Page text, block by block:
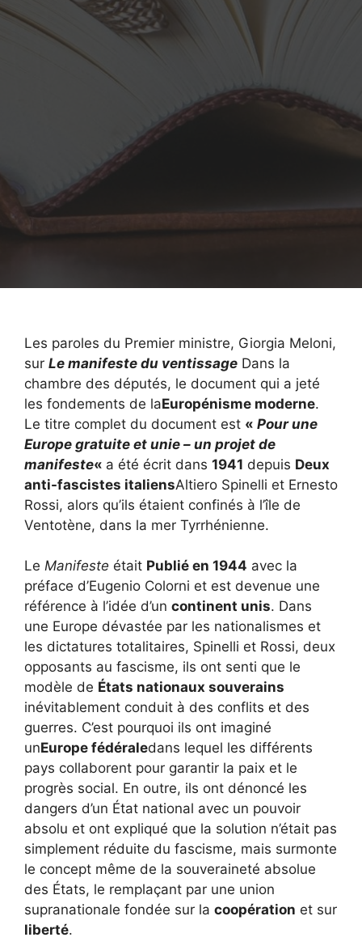
Les paroles du Premier ministre, Giorgia Meloni,
sur Le manifeste du ventissage Dans la
chambre des députés, le document qui a jeté
les fondements de laEuropénisme moderne.
Le titre complet du document est « Pour une
Europe gratuite et unie – un projet de
manifeste« a été écrit dans 1941 depuis Deux
anti-fascistes italiensAltiero Spinelli et Ernesto
Rossi, alors qu’ils étaient confinés à l’île de
Ventotène, dans la mer Tyrrhénienne.
Le Manifeste était Publié en 1944 avec la
préface d’Eugenio Colorni et est devenue une
référence à l’idée d’un continent unis. Dans
une Europe dévastée par les nationalismes et
les dictatures totalitaires, Spinelli et Rossi, deux
opposants au fascisme, ils ont senti que le
modèle de États nationaux souverains
inévitablement conduit à des conflits et des
guerres. C’est pourquoi ils ont imaginé
unEurope fédéraledans lequel les différents
pays collaborent pour garantir la paix et le
progrès social. En outre, ils ont dénoncé les
dangers d’un État national avec un pouvoir
absolu et ont expliqué que la solution n’était pas
simplement réduite du fascisme, mais surmonte
le concept même de la souveraineté absolue
des États, le remplaçant par une union
supranationale fondée sur la coopération et sur
liberté.